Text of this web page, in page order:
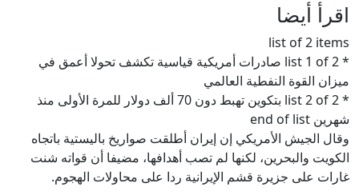
طهران لفتح هرمز
اقرأ أيضا
list of 2 items
* list 1 of 2 صادرات أمريكية قياسية تكشف تحولا أعمق في
ميزان القوة النفطية العالمي
* list 2 of 2 بتكوين تهبط دون 70 ألف دولار للمرة الأولى منذ
شهرين end of list
وقال الجيش الأمريكي إن إيران أطلقت صواريخ باليستية باتجاه
الكويت والبحرين، لكنها لم تصب أهدافها، مضيفا أن قواته شنت
غارات على جزيرة قشم الإيرانية ردا على محاولات الهجوم.